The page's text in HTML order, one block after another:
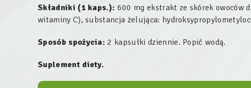
Składniki (1 kaps.): 600 mg ekstrakt ze skórek owoców
witaminy C), substancja żelująca:
Sposób spożycia: 2 kapsułki dziennie. Popić wodą.
Suplement diety.